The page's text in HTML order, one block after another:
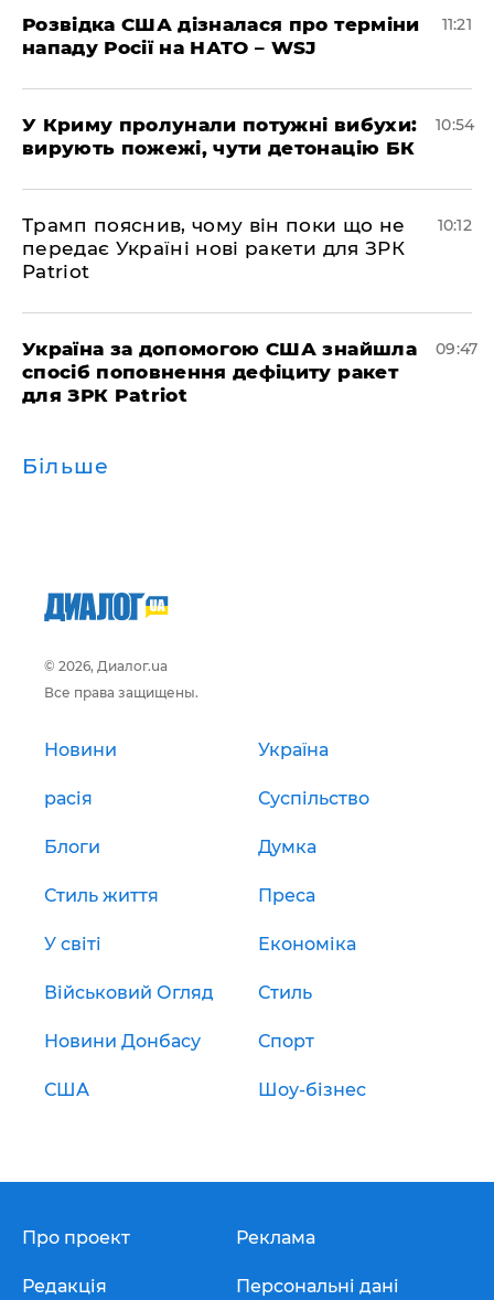
Розвідка США дізналася про терміни
нападу Росії на НАТО – WSJ
11:21
У Криму пролунали потужні вибухи:
вирують пожежі, чути детонацію БК
10:54
Трамп пояснив, чому він поки що не
передає Україні нові ракети для ЗРК
Patriot
10:12
Україна за допомогою США знайшла
спосіб поповнення дефіциту ракет
для ЗРК Patriot
09:47
Більше
© 2026, Диалог.ua
Все права защищены.
Новини Україна
расія Суспільство
Блоги Думка
Стиль життя Преса
У світі Економіка
Військовий Огляд Стиль
Новини Донбасу Спорт
США Шоу-бізнес
Про проект
Редакція
Реклама
Персональні дані